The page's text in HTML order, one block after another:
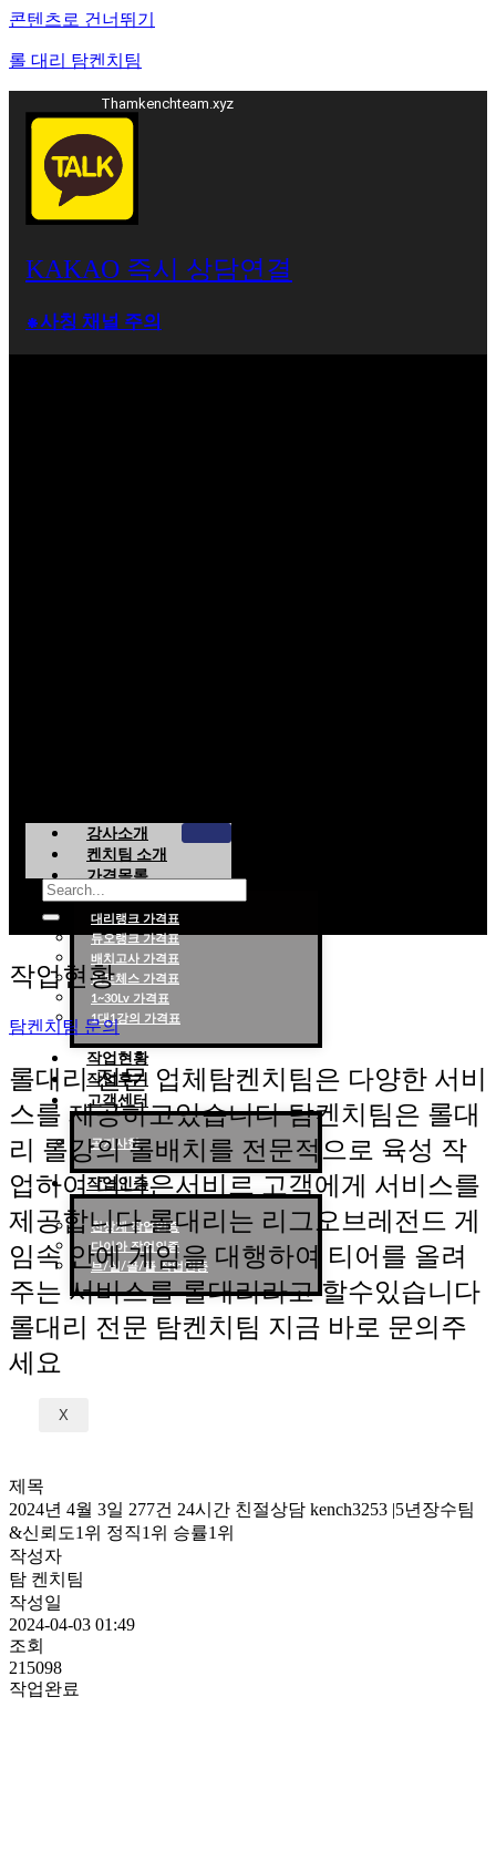
콘텐츠로 건너뛰기
롤 대리 탐켄치팀
Thamkenchteam.xyz
KAKAO 즉시 상담연결
⁕사칭 채널 주의
강사소개
켄치팀 소개
가격목록
대리랭크 가격표
듀오랭크 가격표
배치고사 가격표
롤토체스 가격표
1~30Lv 가격표
1대1강의 가격표
작업현황
작업후기
고객센터
공지사항
작업인증
천상계 작업인증
다이아 작업인증
브/실/골/플 작업인증
X
작업현황
탐켄치팀 문의
롤대리 전문 업체탐켄치팀은 다양한 서비
스를 제공하고있습니다 탐켄치팀은 롤대
리 롤강의 롤배치를 전문적으로 육성 작
업하여 더나은서비르 고객에게 서비스를
제공합니다 롤대리는 리그오브레전드 게
임속 안에 게임을 대행하여 티어를 올려
주는 서비스를 롤대리라고 할수있습니다
롤대리 전문 탐켄치팀 지금 바로 문의주
세요
제목
2024년 4월 3일 277건 24시간 친절상담 kench3253 |5년장수팀
&신뢰도1위 정직1위 승률1위
작성자
탐 켄치팀
작성일
2024-04-03 01:49
조회
215098
작업완료